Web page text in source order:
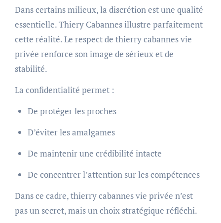
Dans certains milieux, la discrétion est une qualité
essentielle. Thiery Cabannes illustre parfaitement
cette réalité. Le respect de thierry cabannes vie
privée renforce son image de sérieux et de
stabilité.
La confidentialité permet :
De protéger les proches
D’éviter les amalgames
De maintenir une crédibilité intacte
De concentrer l’attention sur les compétences
Dans ce cadre, thierry cabannes vie privée n’est
pas un secret, mais un choix stratégique réfléchi.